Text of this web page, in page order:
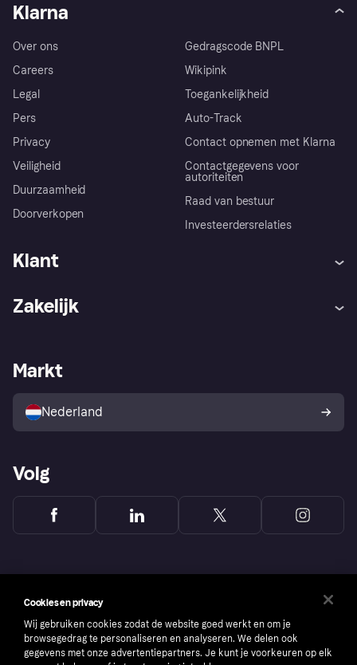
Klarna
Over ons
Careers
Legal
Pers
Privacy
Veiligheid
Duurzaamheid
Doorverkopen
Gedragscode BNPL
Wikipink
Toegankelijkheid
Auto-Track
Contact opnemen met Klarna
Contactgegevens voor
autoriteiten
Raad van bestuur
Investeerdersrelaties
Klant
Winkeloverzicht
Kopersbescherming voor
consumenten
Zakelijk
Zakelijke login
Markt
Nederland
Volg
Cookies en privacy
Wij gebruiken cookies zodat de website goed werkt en om je
browsegedrag te personaliseren en analyseren. We delen ook
gegevens met onze advertentiepartners. Je kunt je voorkeuren op elk